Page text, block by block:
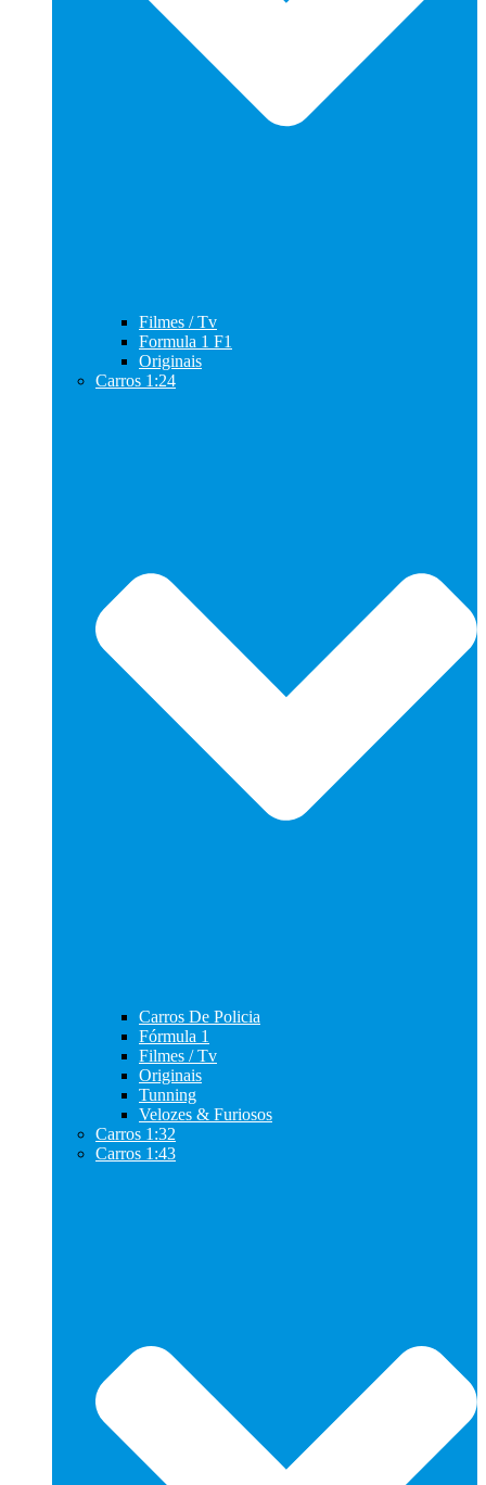
Filmes / Tv
Formula 1 F1
Originais
Carros 1:24
Carros De Policia
Fórmula 1
Filmes / Tv
Originais
Tunning
Velozes & Furiosos
Carros 1:32
Carros 1:43